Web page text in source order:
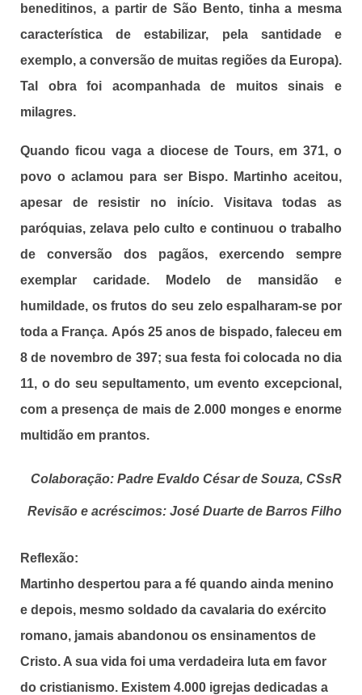
beneditinos, a partir de São Bento, tinha a mesma
característica de estabilizar, pela santidade e
exemplo, a conversão de muitas regiões da Europa).
Tal obra foi acompanhada de muitos sinais e
milagres.
Quando ficou vaga a diocese de Tours, em 371, o
povo o aclamou para ser Bispo. Martinho aceitou,
apesar de resistir no início. Visitava todas as
paróquias, zelava pelo culto e continuou o trabalho
de conversão dos pagãos, exercendo sempre
exemplar caridade. Modelo de mansidão e
humildade, os frutos do seu zelo espalharam-se por
toda a França. Após 25 anos de bispado, faleceu em
8 de novembro de 397; sua festa foi colocada no dia
11, o do seu sepultamento, um evento excepcional,
com a presença de mais de 2.000 monges e enorme
multidão em prantos.
Colaboração: Padre Evaldo César de Souza, CSsR
Revisão e acréscimos: José Duarte de Barros Filho
Reflexão:
Martinho despertou para a fé quando ainda menino
e depois, mesmo soldado da cavalaria do exército
romano, jamais abandonou os ensinamentos de
Cristo. A sua vida foi uma verdadeira luta em favor
do cristianismo. Existem 4.000 igrejas dedicadas a